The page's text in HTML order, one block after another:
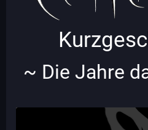
~ Die Jahre